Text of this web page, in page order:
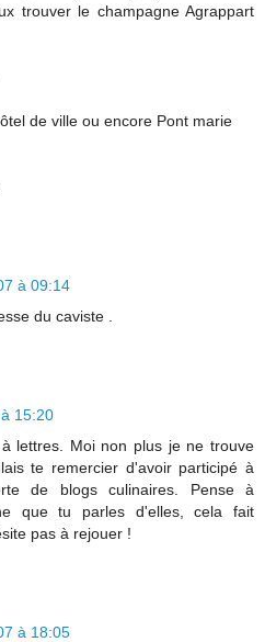
trouver le champagne Agrappart
de ville ou encore Pont marie
à 09:14
du caviste .
15:20
lettres. Moi non plus je ne trouve
te remercier d'avoir participé à
de blogs culinaires. Pense à
que tu parles d'elles, cela fait
pas à rejouer !
à 18:05